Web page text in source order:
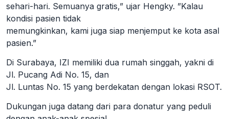
sehari-hari. Semuanya gratis,” ujar Hengky. ”Kalau
kondisi pasien tidak
memungkinkan, kami juga siap menjemput ke kota asal
pasien.”
Di Surabaya, IZI memiliki dua rumah singgah, yakni di
Jl. Pucang Adi No. 15, dan
Jl. Luntas No. 15 yang berdekatan dengan lokasi RSOT.
Dukungan juga datang dari para donatur yang peduli